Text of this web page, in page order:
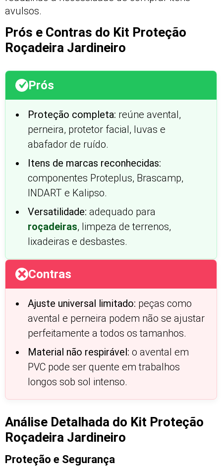
avulsos.
Prós e Contras do Kit Proteção
Roçadeira Jardineiro
Prós
Proteção completa: reúne avental,
perneira, protetor facial, luvas e
abafador de ruído.
Itens de marcas reconhecidas:
componentes Proteplus, Brascamp,
INDART e Kalipso.
Versatilidade: adequado para
roçadeiras, limpeza de terrenos,
lixadeiras e desbastes.
Contras
Ajuste universal limitado: peças como
avental e perneira podem não se ajustar
perfeitamente a todos os tamanhos.
Material não respirável: o avental em
PVC pode ser quente em trabalhos
longos sob sol intenso.
Análise Detalhada do Kit Proteção
Roçadeira Jardineiro
Proteção e Segurança